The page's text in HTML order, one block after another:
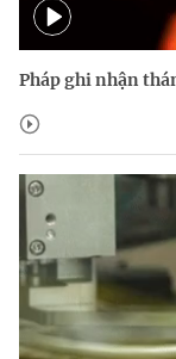
Pháp ghi nhận